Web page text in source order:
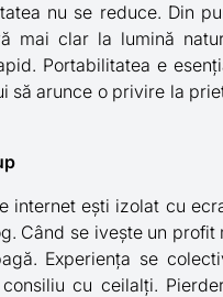
nu se reduce. Din
mai clar la lumină
Portabilitatea e
arunce o privire la
internet ești izolat cu
Când se ivește un
Experiența se
cu ceilalți.